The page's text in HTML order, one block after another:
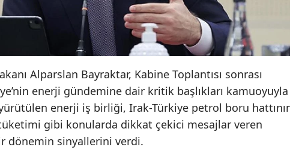
Alparslan Bayraktar, Kabine Toplantısı sonrası
enerji gündemine dair kritik başlıkları kamuoyuyla
enerji iş birliği, Irak-Türkiye petrol boru
gibi konularda dikkat çekici mesajlar veren
dönemin sinyallerini verdi.